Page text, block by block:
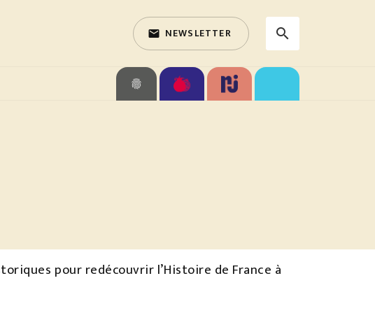
email NEWSLETTER search
fingerprint
search
pour redécouvrir l’Histoire de France à